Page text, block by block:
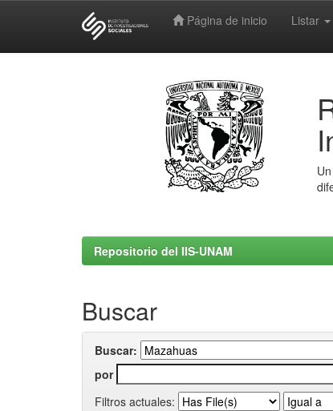
Página de inicio Listar
Repositorio del IIS-UNAM
Buscar
Buscar:
por
Filtros actuales: